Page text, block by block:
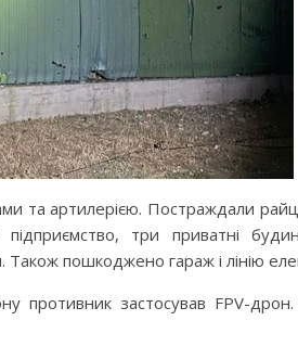
та артилерією. Постраждали
три приватні
Також пошкоджено гараж і лінію
противник застосував FPV-